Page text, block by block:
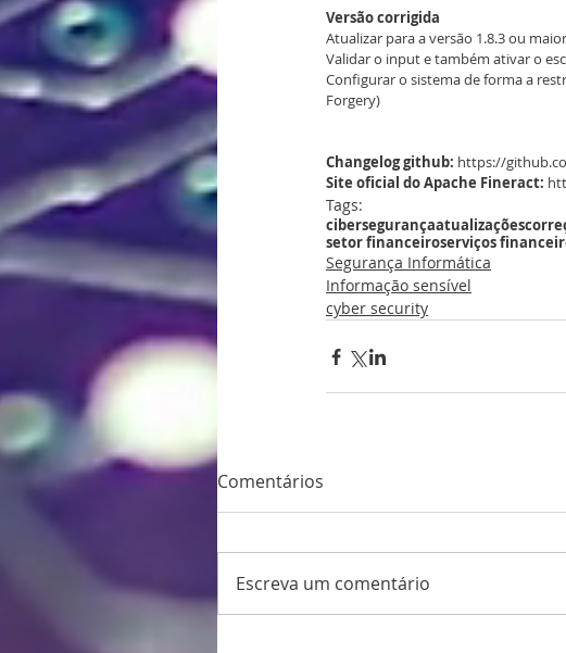
Versão corrigida
Atualizar para a versão 1.8.3 ou
Validar o input e também ativar o
Configurar o sistema de forma a
Forgery)
Changelog github: https://
Site oficial do Apache Fineract:
Tags:
cibersegurançaatualizações
setor financeiroserviços
Segurança Informática
Informação sensível
cyber security
Comentários
Escreva um comentário